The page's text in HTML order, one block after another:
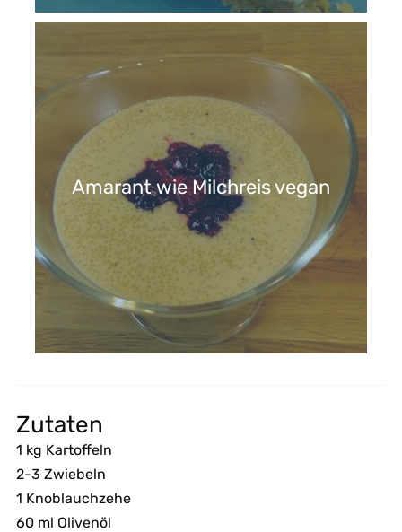
Amarant wie Milchreis vegan
Zutaten
1 kg Kartoffeln
2-3 Zwiebeln
1 Knoblauchzehe
60 ml Olivenöl